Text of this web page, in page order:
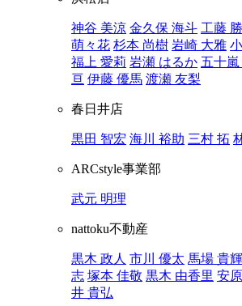
神谷 美涼 金久保 海斗 工藤
萌々花 杉本 尚樹 岩崎 大雅
福上 愛莉 岩瀬 はるか 五十嵐
亘 伊藤 優馬 渡瀬 友梨
春日井店
黒田 智宏 海川 裕助 三村 拓
ARCstyle事業部
武元 明理
nattoku不動産
黒木 政人 市川 優太 馬場 貴輝
志 塚本 佳敬 黒木 由香里 安
井 貴弘